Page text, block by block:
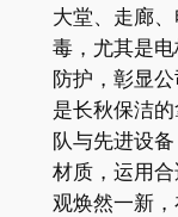
大堂、走廊
毒，尤其是
防护，彰显
是长秋保洁
队与先进设
材质，运用
观焕然一新，